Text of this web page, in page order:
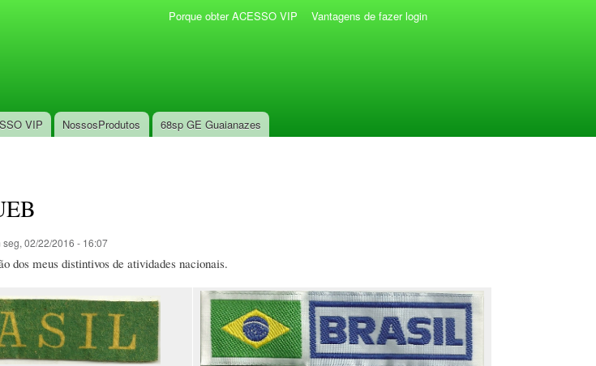
VIP NossosProdutos 68sp GE Guaianazes
Porque obter ACESSO VIP Vantagens de fazer login
seg, 02/22/2016 - 16:07
dos meus distintivos de atividades nacionais.